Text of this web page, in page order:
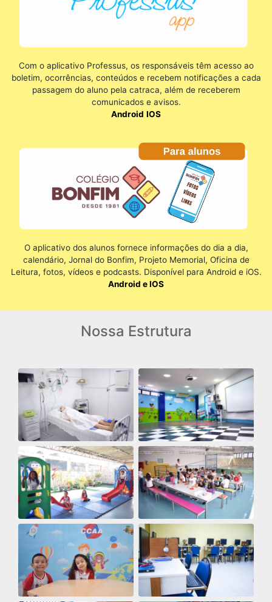
Com o aplicativo Professus, os responsáveis têm acesso ao
boletim, ocorrências, conteúdos e recebem notificações a cada
passagem do aluno pela catraca, além de receberem
comunicados e avisos.
Android IOS
O aplicativo dos alunos fornece informações do dia a dia,
calendário, Jornal do Bonfim, Projeto Memorial, Oficina de
Leitura, fotos, vídeos e podcasts. Disponível para Android e iOS.
Android e IOS
Nossa Estrutura